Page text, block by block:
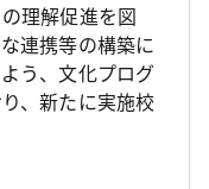
理解促進を図
連携等の構築に
う、文化プログ
、新たに実施校